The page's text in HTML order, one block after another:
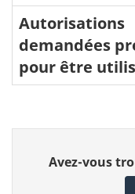
Autorisations
demandées
pour être
Donnez
votre
Avez-vous